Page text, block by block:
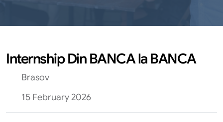
Internship Din BANCA la BANCA
Brasov
15 February 2026